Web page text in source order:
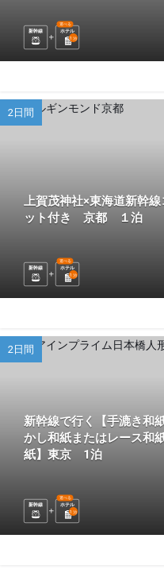
新幹線 ホテル
選べる
1 泊
2日間
上賀茂神社×東海道新幹
ット付き 京都 １泊
新幹線 ホテル
選べる
1 泊
2日間
新幹線で行く【手漉き和
かし和紙またはレース和
紙】東京 1泊
新幹線 ホテル
選べる
1 泊